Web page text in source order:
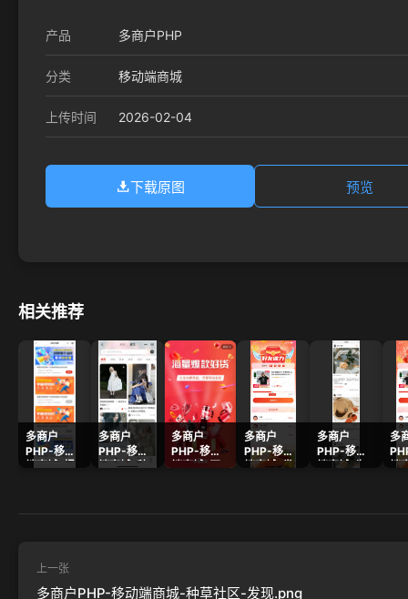
产品 多商户PHP
分类 移动端商城
上传时间 2026-02-04
下载原图 预览
相关推荐
多商户
PHP-移动
端商城-报
多商户
PHP-移动
端商城-种
多商户
PHP-移动
端商城-开
多商户
PHP-移动
端商城-发
多商户
PHP-移动
端商城-为
多
上一张
多商户PHP-移动端商城-种草社区-发现.png